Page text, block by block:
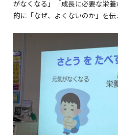
がなくなる」「成長に必要な栄
的に「なぜ、よくないのか」を伝